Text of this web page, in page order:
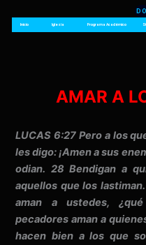
Inicio Iglesia Programa Académico
AMAR A
LUCAS 6:27 Pero a los
les digo: ¡Amen a sus
odian. 28 Bendigan a
aquellos que los
aman a ustedes,
pecadores aman a
hacen bien a los que